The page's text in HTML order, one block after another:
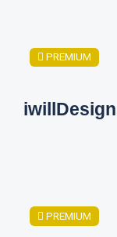
PREMIUM
iwillDesign
PREMIUM